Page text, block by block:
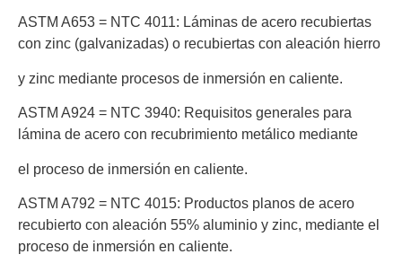
ASTM A653 = NTC 4011: Láminas de acero recubiertas
con zinc (galvanizadas) o recubiertas con aleación hierro
y zinc mediante procesos de inmersión en caliente.
ASTM A924 = NTC 3940: Requisitos generales para
lámina de acero con recubrimiento metálico mediante
el proceso de inmersión en caliente.
ASTM A792 = NTC 4015: Productos planos de acero
recubierto con aleación 55% aluminio y zinc, mediante el
proceso de inmersión en caliente.